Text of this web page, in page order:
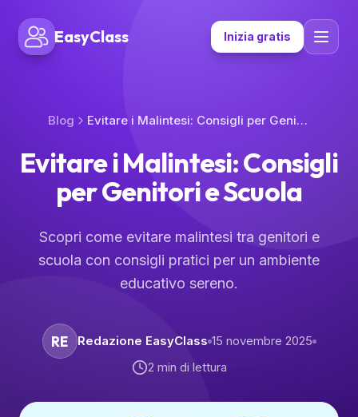
EasyClass Inizia gratis
Blog Evitare i Malintesi: Consigli per Genitori e Scuola
Evitare i Malintesi: Consigli
per Genitori e Scuola
Scopri come evitare malintesi tra genitori e
scuola con consigli pratici per un ambiente
educativo sereno.
RE Redazione EasyClass 15 novembre 2025
2 min di lettura